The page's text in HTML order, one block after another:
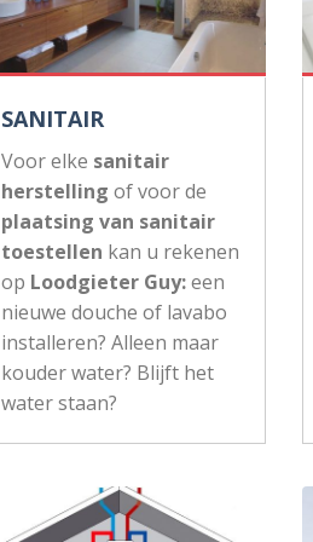
SANITAIR
Voor elke sanitair
herstelling of voor de
plaatsing van sanitair
toestellen kan u rekenen
op Loodgieter Guy:een
nieuwe douche of lavabo
installeren? Alleen maar
kouder water? Blijft het
water staan?